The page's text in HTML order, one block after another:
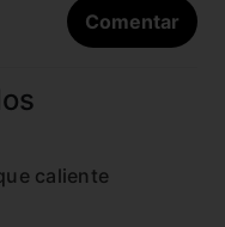
caliente